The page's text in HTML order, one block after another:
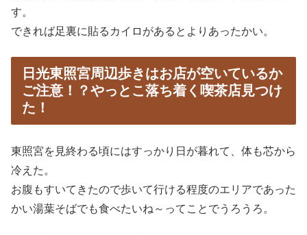
す。
できれば足裏に貼るカイロがあるとよりあったかい。
日光東照宮周辺歩きはお店が空いているか
ご注意！？やっとこ落ち着く喫茶店見つけ
た！
東照宮を見終わる頃にはすっかり日が暮れて、体も芯から
冷えた。
お腹もすいてきたので歩いて行ける程度のエリアであった
かい湯葉そばでも食べたいね～ってことでうろうろ。